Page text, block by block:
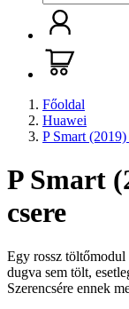
Főoldal
Huawei
P Smart
P Smart
csere
Egy rossz
dugva sem tölt,
Szerencsére ennek